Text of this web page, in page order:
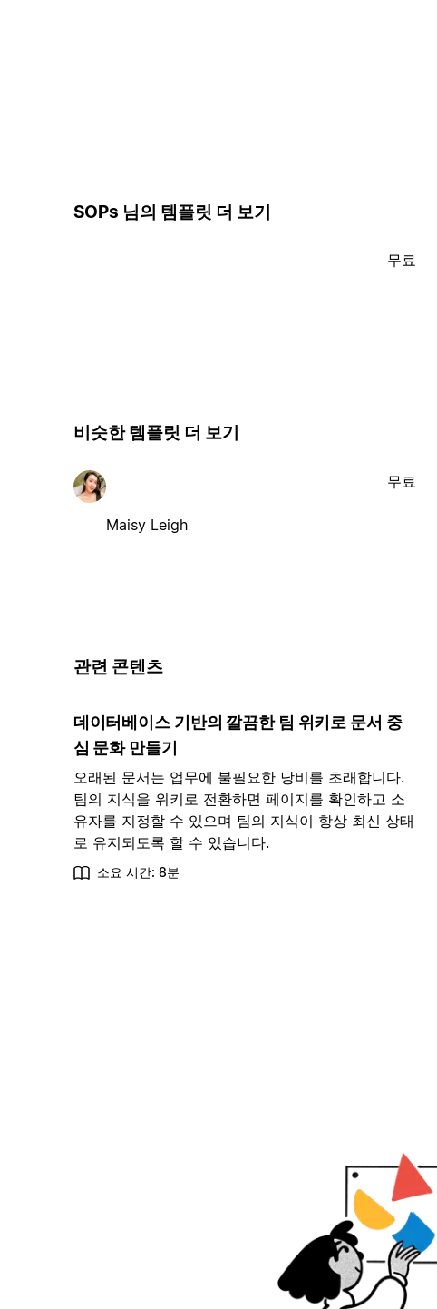
SOPs 님의 템플릿 더 보기
무료
비슷한 템플릿 더 보기
Maisy Leigh
무료
관련 콘텐츠
데이터베이스 기반의 깔끔한 팀 위키로 문서 중
심 문화 만들기
오래된 문서는 업무에 불필요한 낭비를 초래합니다.
팀의 지식을 위키로 전환하면 페이지를 확인하고 소
유자를 지정할 수 있으며 팀의 지식이 항상 최신 상태
로 유지되도록 할 수 있습니다.
소요 시간: 8분